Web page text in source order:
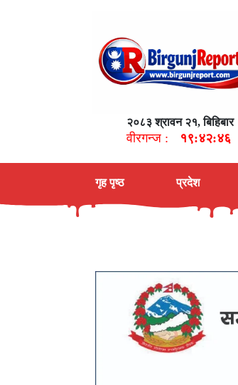
२०८३ श्रावन २१, बिहिबार
वीरगन्ज : १९:४२:४७
गृह पृष्ठ प्रदेश